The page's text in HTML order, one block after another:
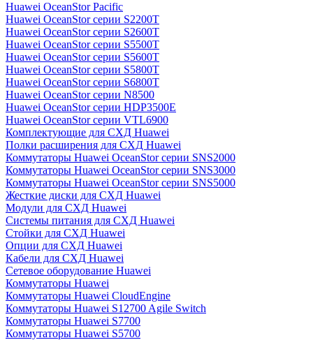
Huawei OceanStor Pacific
Huawei OceanStor серии S2200T
Huawei OceanStor серии S2600T
Huawei OceanStor серии S5500T
Huawei OceanStor серии S5600T
Huawei OceanStor серии S5800T
Huawei OceanStor серии S6800T
Huawei OceanStor серии N8500
Huawei OceanStor серии HDP3500E
Huawei OceanStor серии VTL6900
Комплектующие для СХД Huawei
Полки расширения для СХД Huawei
Коммутаторы Huawei OceanStor серии SNS2000
Коммутаторы Huawei OceanStor серии SNS3000
Коммутаторы Huawei OceanStor серии SNS5000
Жесткие диски для СХД Huawei
Модули для СХД Huawei
Системы питания для СХД Huawei
Стойки для СХД Huawei
Опции для СХД Huawei
Кабели для СХД Huawei
Сетевое оборудование Huawei
Коммутаторы Huawei
Коммутаторы Huawei CloudEngine
Коммутаторы Huawei S12700 Agile Switch
Коммутаторы Huawei S7700
Коммутаторы Huawei S5700